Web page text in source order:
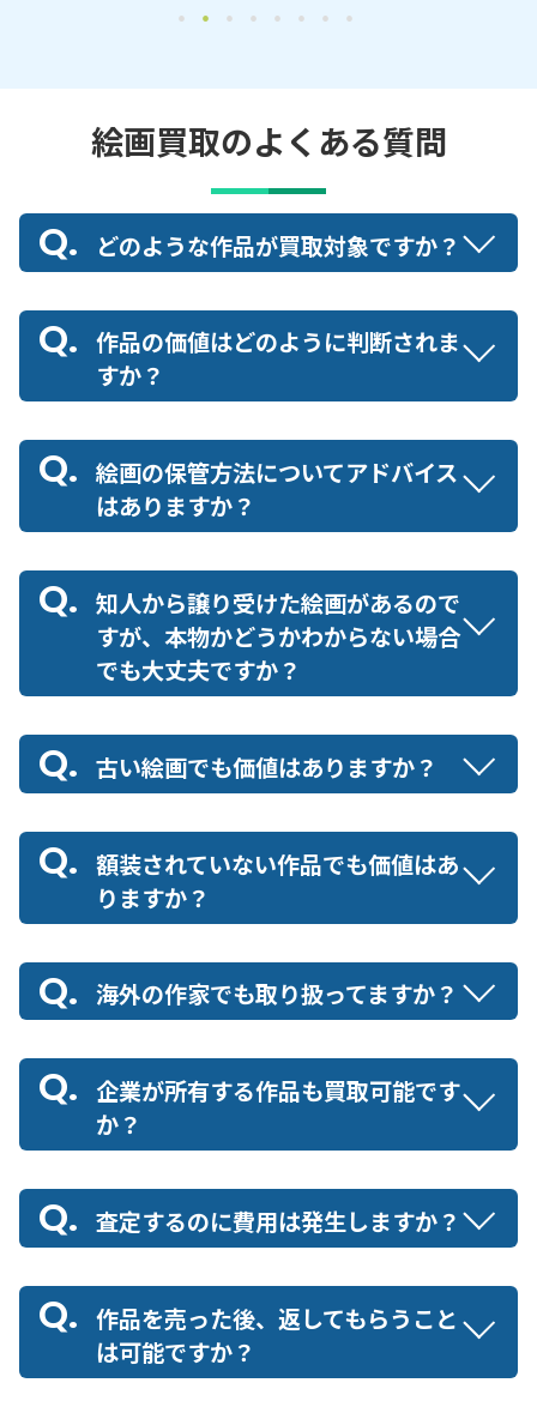
絵画買取のよくある質問
どのような作品が買取対象ですか？
作品の価値はどのように判断されま
すか？
絵画の保管方法についてアドバイス
はありますか？
知人から譲り受けた絵画があるので
すが、本物かどうかわからない場合
でも大丈夫ですか？
古い絵画でも価値はありますか？
額装されていない作品でも価値はあ
りますか？
海外の作家でも取り扱ってますか？
企業が所有する作品も買取可能です
か？
査定するのに費用は発生しますか？
作品を売った後、返してもらうこと
は可能ですか？